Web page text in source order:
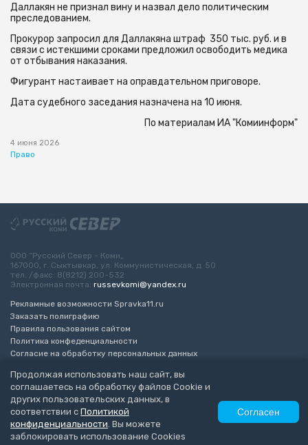
Даллакян не признал вину и назвал дело политическим
преследованием.
Прокурор запросил для Даллакяна штраф 350 тыс. руб. и в
связи с истекшими сроками предложил освободить медика
от отбывания наказания.
Фигурант настаивает на оправдательном приговоре.
Дата судебного заседания назначена на 10 июня.
По материалам ИА "Комиинформ"
4 июня 2026
Право
Продолжая использовать наш сайт, вы
соглашаетесь на обработку файлов Cookie и
других пользовательских данных, в
соответствии с Политикой
конфиденциальности. Вы можете
заблокировать использование Cookies
Согласен
ООО “Русский Север - Коми„
167000, г. Сыктывкар, ул. Коммунистическая, д. 50
тел. /факс: 8(8212) 200-532
Электронная почта: russevkomi@yandex.ru
Рекламные возможности Spravka11.ru
Заказать полиграфию
Правила пользования сайтом
Политика конфеденциальности
Согласие на обработку персональных данных
Разработка сайта“ЭкспертБизнесГрупп”
© 2010-2026 Русский Север - Коми